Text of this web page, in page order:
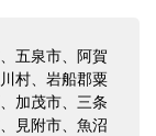
五泉市、阿賀
村、岩船郡粟
加茂市、三条
見附市、魚沼